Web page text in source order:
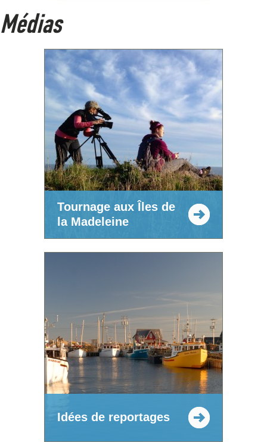
Médias
Tournage aux Îles de
la Madeleine
Idées de reportages